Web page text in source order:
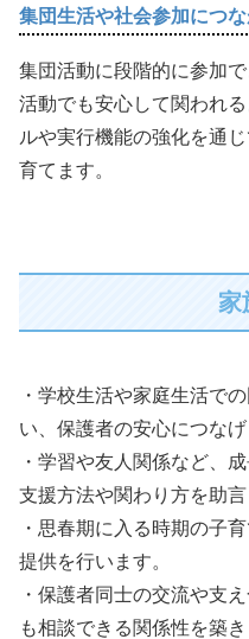
集団生活や社会参加につ
集団活動に段階的に参加
活動でも安心して関われ
ルや実行機能の強化を通
育てます。
家
・学校生活や家庭生活で
い、保護者の安心につなげ
・学習や友人関係など、
支援方法や関わり方を助言
・思春期に入る時期の子
提供を行います。
・保護者同士の交流や支
も相談できる関係性を築き